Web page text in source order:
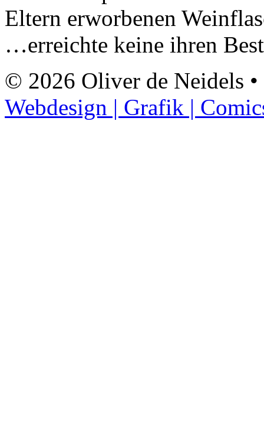
Eltern erworbenen
…erreichte keine ihren
© 2026 Oliver de Neidels •
Webdesign | Grafik |